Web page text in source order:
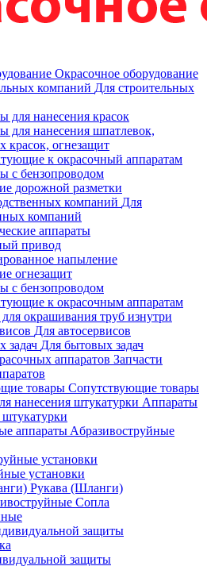
Окрасочное оборудование
Для строительных
для нанесения красок
для нанесения шпатлевок,
красок, огнезащит
к окрасочный аппаратам
с бензопроводом
дорожной разметки
Для
компаний
аппараты
привод
напыление
огнезащит
с бензопроводом
к окрасочным аппаратам
окрашивания труб изнутри
Для автосервисов
Для бытовых задач
Запчасти
Сопутствующие товары
Аппараты
штукатурки
Aбразивоструйные
установки
Рукава (Шланги)
Сопла
защиты